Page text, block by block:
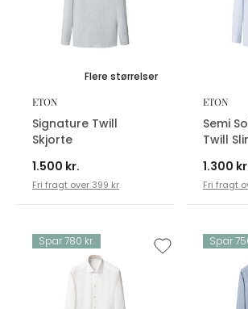
Flere størrelser
ETON
Signature Twill
Skjorte
1.500 kr.
Fri fragt over 399 kr
ETON
Semi
Twill
1.300
Fri fragt
Spar 780 kr. Spar